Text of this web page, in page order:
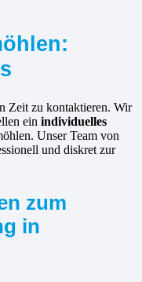
Zeit zu kontaktieren. Wir
ein individuelles
Unser Team von
und diskret zur
zum
in